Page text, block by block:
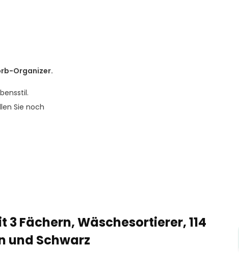
Organizer.
Sie noch
3 Fächern, Wäschesortierer, 114
und Schwarz